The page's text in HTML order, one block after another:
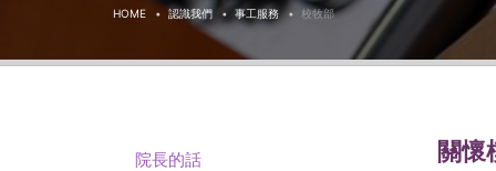
HOME 認識我們 事工服務 校牧部
關懷
院長的話